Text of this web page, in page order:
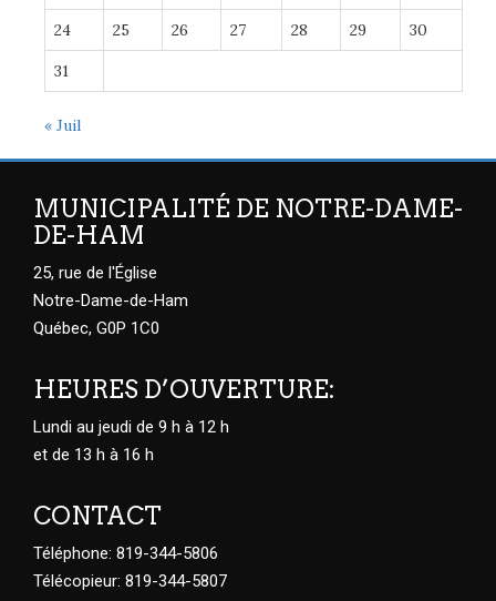
24 25 26 27 28 29 30
31
« Juil
MUNICIPALITÉ DE NOTRE-DAME-
DE-HAM
25, rue de l'Église
Notre-Dame-de-Ham
Québec, G0P 1C0
HEURES D’OUVERTURE:
Lundi au jeudi de 9 h à 12 h
et de 13 h à 16 h
CONTACT
Téléphone: 819-344-5806
Télécopieur: 819-344-5807